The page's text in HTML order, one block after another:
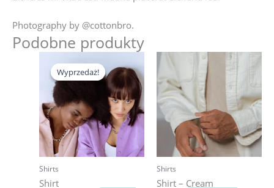
Photography by @cottonbro.
Podobne produkty
Wyprzedaż!
Wyprzedaż!
Shirts
Shirt
Shirts
Shirt – Cream